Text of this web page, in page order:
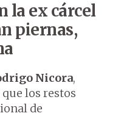
la ex cárcel
piernas,
Nicora,
los restos
de